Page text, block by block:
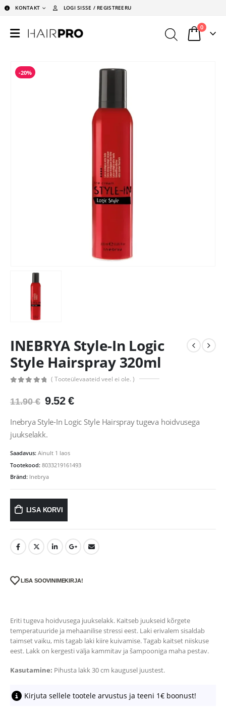
KONTAKT LOGI SISSE / REGISTREERU
0
-20%
INEBRYA Style-In Logic
Style Hairspray 320ml
( Tooteülevaateid veel ei ole. )
11.90€ Algne
oli:
11.90 €.
9.52€Praegune
on:
Inebrya Style-In Logic Style Hairspray tugeva hoidvusega
juukselakk.
Saadavus: Ainult 1 laos
Tootekood: 8033219161493
Bränd: Inebrya
LISA KORVI
LISA SOOVINIMEKIRJA!
Eriti tugeva hoidvusega juukselakk. Kaitseb juukseid kõrgete
temperatuuride ja mehaanilise stressi eest. Laki erivalem sisaldab
taimset vaiku, mis tagab laki kiire kuivamise. Tagab kaitset niiskuse
eest. Lakk on kergesti välja kammitav ja šampooniga maha pestav.
Kasutamine: Pihusta lakk 30 cm kaugusel juustest.
Kirjuta sellele tootele arvustus ja teeni 1€ boonust!